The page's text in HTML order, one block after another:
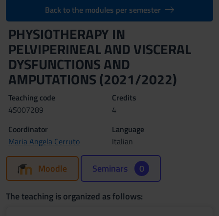
Back to the modules per semester
PHYSIOTHERAPY IN
PELVIPERINEAL AND VISCERAL
DYSFUNCTIONS AND
AMPUTATIONS (2021/2022)
Teaching code
4S007289
Credits
4
Coordinator
Maria Angela Cerruto
Language
Italian
Moodle Seminars 0
The teaching is organized as follows: